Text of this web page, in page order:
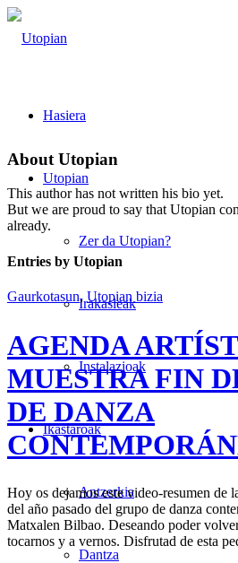
Hasiera
Utopian
Zer da Utopian?
Irakasleak
Instalazioak
Ikastaroak
Antzerkia
Dantza
About Utopian
This author has not written his bio yet.
But we are proud to say thatUtopian
already.
Entries by Utopian
Gaurkotasun, Utopian bizia
AGENDA
MUESTRA FIN
DE DANZA
Hoy os dejamos este video-resumen de
del año pasado del grupo de danza
Matxalen Bilbao. Deseando poder
tocarnos y a vernos. Disfrutad de esta